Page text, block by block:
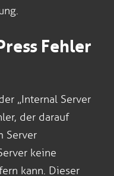
Fehler
„Internal Server
der darauf
Server
keine
kann. Dieser